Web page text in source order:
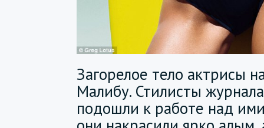
Загорелое тело актрисы
Малибу. Стилисты
подошли к работе над